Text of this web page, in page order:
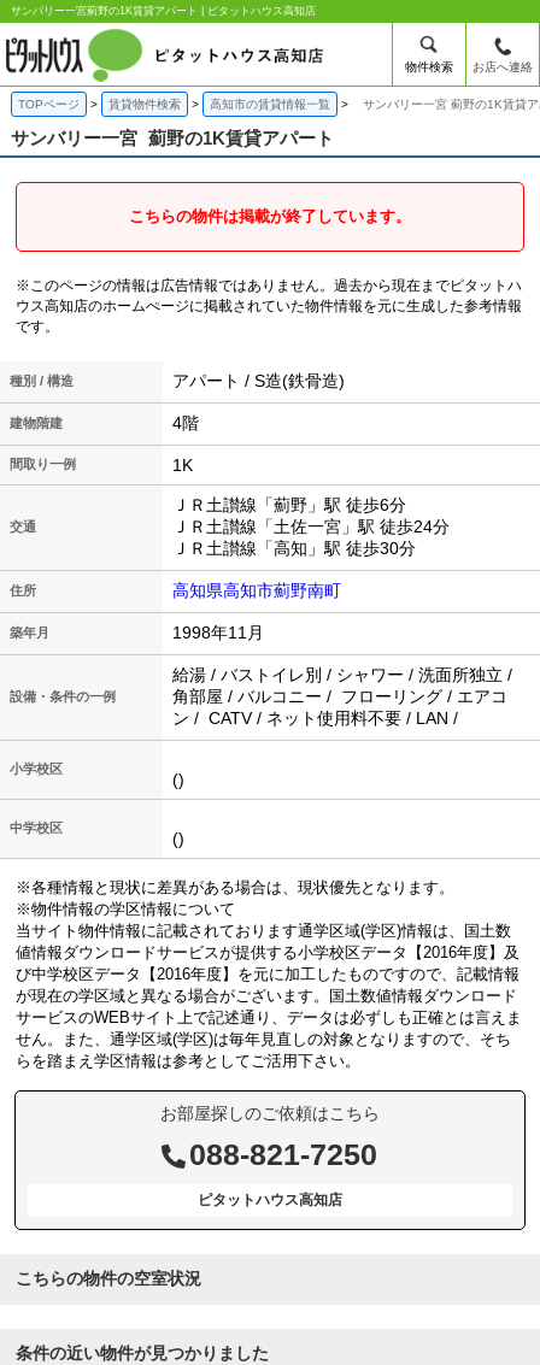
サンバリー一宮薊野の1K賃貸アパート | ピタットハウス高知店
物件検索 お店へ連絡
TOPページ 賃貸物件検索 高知市の賃貸情報一覧 サンバリー一宮 薊野の1K賃貸
サンバリー一宮 薊野の1K賃貸アパート
こちらの物件は掲載が終了しています。
※このページの情報は広告情報ではありません。過去から現在までピタットハ
ウス高知店のホームぺージに掲載されていた物件情報を元に生成した参考情報
です。
種別 / 構造 アパート / S造(鉄骨造)
建物階建 4階
間取り一例 1K
交通
ＪＲ土讃線「薊野」駅 徒歩6分
ＪＲ土讃線「土佐一宮」駅 徒歩24分
ＪＲ土讃線「高知」駅 徒歩30分
住所 高知県高知市薊野南町
築年月 1998年11月
設備・条件の一例
給湯 / バストイレ別 / シャワー / 洗面所独立 /
角部屋 / バルコニー / フローリング / エアコ
ン / CATV / ネット使用料不要 / LAN /
小学校区
()
中学校区
()
※各種情報と現状に差異がある場合は、現状優先となります。
※物件情報の学区情報について
当サイト物件情報に記載されております通学区域(学区)情報は、国土数
値情報ダウンロードサービスが提供する小学校区データ【2016年度】及
び中学校区データ【2016年度】を元に加工したものですので、記載情報
が現在の学区域と異なる場合がございます。国土数値情報ダウンロード
サービスのWEBサイト上で記述通り、データは必ずしも正確とは言えま
せん。また、通学区域(学区)は毎年見直しの対象となりますので、そち
らを踏まえ学区情報は参考としてご活用下さい。
お部屋探しのご依頼はこちら
088-821-7250
ピタットハウス高知店
こちらの物件の空室状況
条件の近い物件が見つかりました